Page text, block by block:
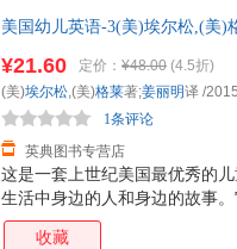
美国幼儿英语-3(美)埃尔松,(美)
这是一套上世纪美国最优秀的
生活中身边的人和身边的故事
吻合，从而将学习语言的意图
¥21.60 定价： ¥48.00 (4.5折)
英典图书专营店
1条评论
(美)埃尔松,(美)格莱著;姜丽明译 /
收藏